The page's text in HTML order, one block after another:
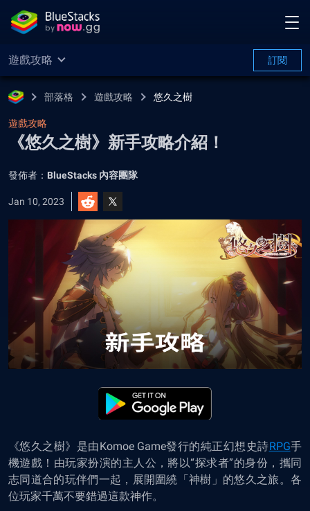
遊戲攻略 訂閱
部落格 遊戲攻略 悠久之樹
遊戲攻略
《悠久之樹》新手攻略介紹！
發佈者： BlueStacks 內容團隊
Jan 10, 2023
《悠久之樹》是由Komoe Game發行的純正幻想史詩RPG手
機遊戲！由玩家扮演的主人公，將以“探求者”的身份，攜同
志同道合的玩伴們一起，展開圍繞「神樹」的悠久之旅。各
位玩家千萬不要錯過這款神作。